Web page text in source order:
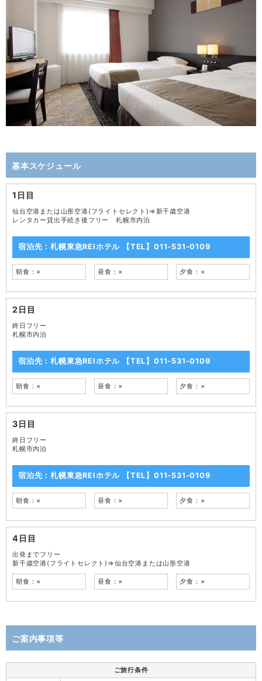
基本スケジュール
1日目
仙台空港または山形空港(フライトセレクト)⇒新千歳空港
レンタカー貸出手続き後フリー 札幌市内泊
宿泊先：札幌東急REIホテル 【TEL】011-531-0109
朝食：× 昼食：× 夕食：×
2日目
終日フリー
札幌市内泊
宿泊先：札幌東急REIホテル 【TEL】011-531-0109
朝食：× 昼食：× 夕食：×
3日目
終日フリー
札幌市内泊
宿泊先：札幌東急REIホテル 【TEL】011-531-0109
朝食：× 昼食：× 夕食：×
4日目
出発までフリー
新千歳空港(フライトセレクト)⇒仙台空港または山形空港
朝食：× 昼食：× 夕食：×
ご案内事項等
ご旅行条件